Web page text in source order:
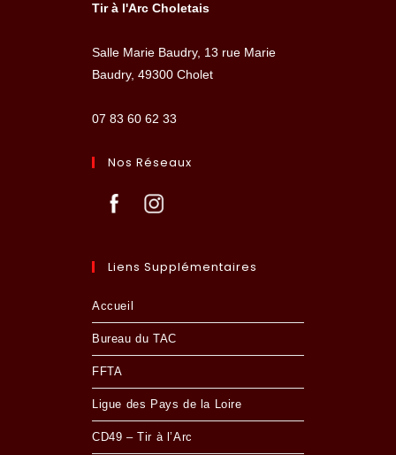
Tir à l'Arc Choletais
Salle Marie Baudry, 13 rue Marie
Baudry, 49300 Cholet
07 83 60 62 33
Nos Réseaux
Liens Supplémentaires
Accueil
Bureau du TAC
FFTA
Ligue des Pays de la Loire
CD49 – Tir à l’Arc